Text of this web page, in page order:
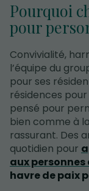
Pourquoi
pour
Convivialité,
l’équipe du
pour ses
résidences
pensé pour
bien comme à
rassurant. Des
quotidien pour
aux
havre de paix